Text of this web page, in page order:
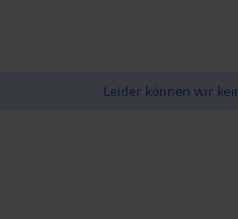
Leider können wir